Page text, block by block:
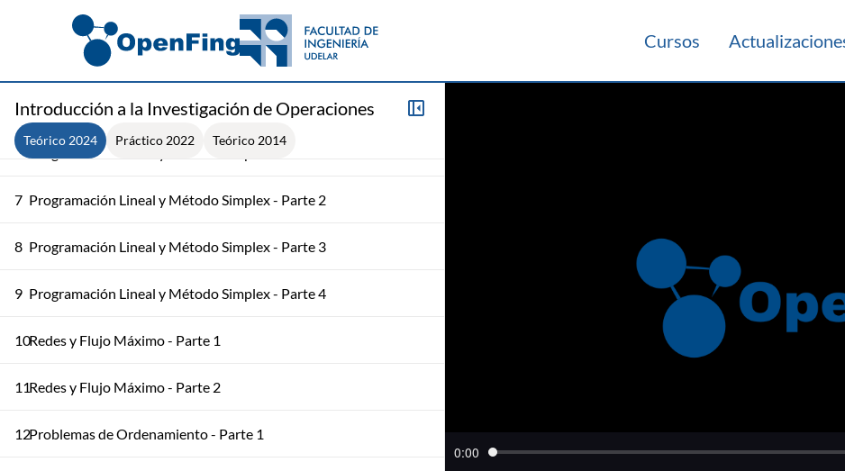
Cursos
Introducción a la Investigación de Operaciones
Teórico 2024 Práctico 2022 Teórico 2014
Convexidad
Óptimos Locales y Globales
5 Relajaciones y Dualidad
6 Programación Lineal y Método Simplex - Parte 1
7 Programación Lineal y Método Simplex - Parte 2
8 Programación Lineal y Método Simplex - Parte 3
9 Programación Lineal y Método Simplex - Parte 4
10Redes y Flujo Máximo - Parte 1
11Redes y Flujo Máximo - Parte 2
12Problemas de Ordenamiento - Parte 1